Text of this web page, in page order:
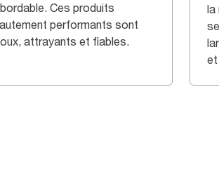
Ces produits
performants sont
attrayants et fiables.
la
et